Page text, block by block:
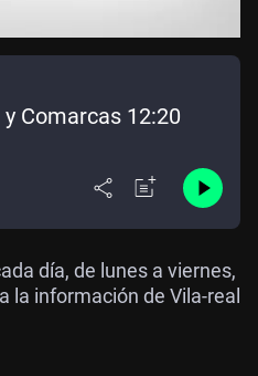
Comarcas 12:20
día, de lunes a viernes,
la información de Vila-real